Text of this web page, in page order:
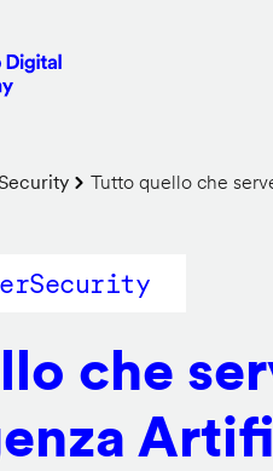
Tutto quello che
che